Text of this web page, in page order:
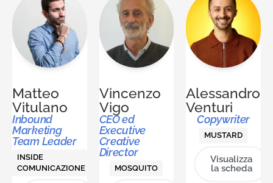
Matteo
Vitulano
Inbound
Marketing
Team Leader
INSIDE
COMUNICAZIONE
Vincenzo
Vigo
CEO ed
Executive
Creative
Director
MOSQUITO
Alessandro
Venturi
Copywriter
MUSTARD
Visualizza
la scheda